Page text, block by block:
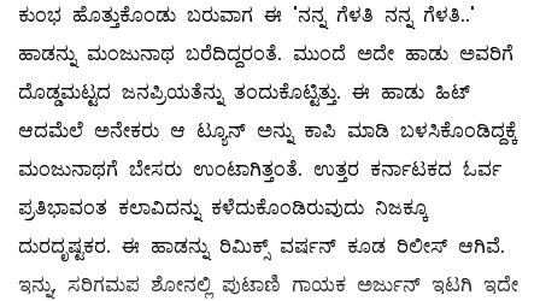
ಕುಂಭ ಹೊತ್ತುಕೊಂಡು ಬರುವಾಗ ಈ 'ನನ್ನ ಗೆಳತಿ ನನ್ನ ಗೆಳತಿ..'
ಹಾಡನ್ನು ಮಂಜುನಾಥ ಬರೆದಿದ್ದರಂತೆ. ಮುಂದೆ ಅದೇ ಹಾಡು ಅವರಿಗೆ
ದೊಡ್ಡಮಟ್ಟದ ಜನಪ್ರಿಯತೆನ್ನು ತಂದುಕೊಟ್ಟಿತ್ತು. ಈ ಹಾಡು ಹಿಟ್
ಆದಮೆಲೆ ಅನೇಕರು ಆ ಟ್ಯೂನ್ ಅನ್ನು ಕಾಪಿ ಮಾಡಿ ಬಳಸಿಕೊಂಡಿದ್ದಕ್ಕೆ
ಮಂಜುನಾಥಗೆ ಬೇಸರು ಉಂಟಾಗಿತ್ತಂತೆ. ಉತ್ತರ ಕರ್ನಾಟಕದ ಓರ್ವ
ಪ್ರತಿಭಾವಂತ ಕಲಾವಿದನ್ನು ಕಳೆದುಕೊಂಡಿರುವುದು ನಿಜಕ್ಕೂ
ದುರದೃಷ್ಟಕರ. ಈ ಹಾಡನ್ನು ರಿಮಿಕ್ಸ್ ವರ್ಷನ್ ಕೂಡ ರಿಲೀಸ್ ಆಗಿವೆ.
ಇನ್ನು, ಸರಿಗಮಪ ಶೋನಲ್ಲಿ ಪುಟಾಣಿ ಗಾಯಕ ಅರ್ಜುನ್ ಇಟಗಿ ಇದೇ